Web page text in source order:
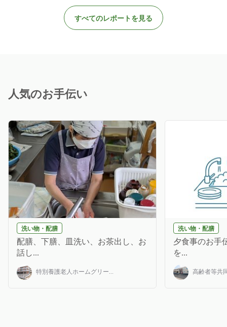
すべてのレポートを見る
人気のお手伝い
洗い物・配膳
配膳、下膳、皿洗い、お茶出し、お
話し...
特別養護老人ホームグリー...
洗い物・配膳
夕食事のお手
を...
高齢者等共